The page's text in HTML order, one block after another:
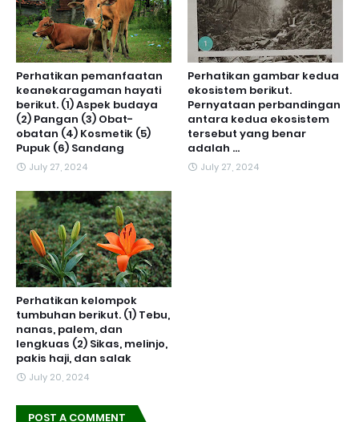
Perhatikan pemanfaatan
keanekaragaman hayati
berikut. (1) Aspek budaya
(2) Pangan (3) Obat-
obatan (4) Kosmetik (5)
Pupuk (6) Sandang
July 27, 2024
Perhatikan gambar kedua
ekosistem berikut.
Pernyataan perbandingan
antara kedua ekosistem
tersebut yang benar
adalah ...
July 27, 2024
Perhatikan kelompok
tumbuhan berikut. (1) Tebu,
nanas, palem, dan
lengkuas (2) Sikas, melinjo,
pakis haji, dan salak
July 20, 2024
POST A COMMENT